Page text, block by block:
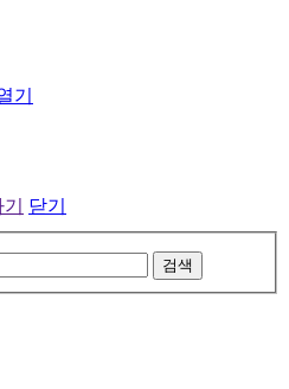
기
닫기
검색